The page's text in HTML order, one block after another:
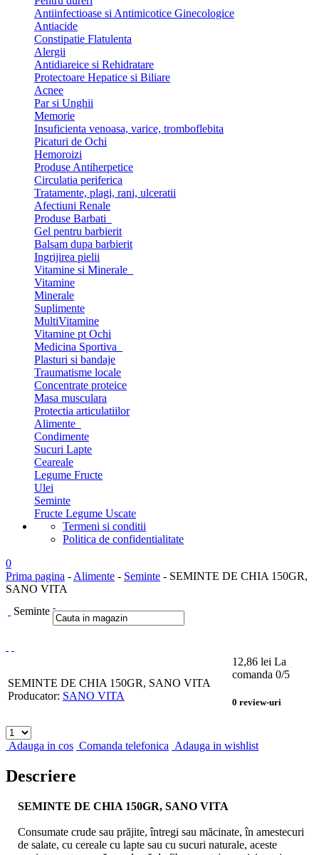
Antiinfectioase si Antimicotice Ginecologice
Antiacide
Constipatie Flatulenta
Alergii
Antidiareice si Rehidratare
Protectoare Hepatice si Biliare
Acnee
Par si Unghii
Memorie
Insuficienta venoasa, varice, tromboflebita
Picaturi de Ochi
Hemoroizi
Produse Antiherpetice
Circulatia periferica
Tratamente, plagi, rani, ulceratii
Afectiuni Renale
Produse Barbati
Gel pentru barbierit
Balsam dupa barbierit
Ingrijirea pielii
Vitamine si Minerale
Vitamine
Minerale
Suplimente
MultiVitamine
Vitamine pt Ochi
Medicina Sportiva
Plasturi si bandaje
Traumatisme locale
Concentrate proteice
Masa musculara
Protectia articulatiilor
Alimente
Condimente
Sucuri Lapte
Ceareale
Legume Fructe
Ulei
Seminte
Fructe Legume Uscate
Termeni si conditii
Politica de confidentialitate
0
Prima pagina - Alimente - Seminte - SEMINTE DE CHIA 150GR,
SANO VITA
Seminte
SEMINTE DE CHIA 150GR, SANO VITA
Producator: SANO VITA
12,86 lei La
comanda 0/5
0 review-uri
Adauga in cos Comanda telefonica Adauga in wishlist
Descriere
SEMINTE DE CHIA 150GR, SANO VITA
Consumate crude sau prăjite, întregi sau măcinate, în amestecuri
de salate, cu cereale cu lapte sau cu sucuri naturale, aceste